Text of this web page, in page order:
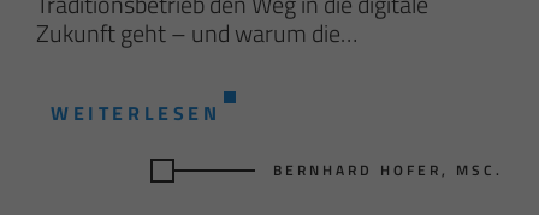
Zukunft geht – und warum die…
WEITERLESEN
BERNHARD HOFER, MSC.